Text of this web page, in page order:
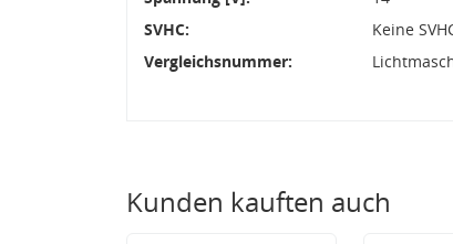
SVHC:
Keine
Vergleichsnummer:
Kunden kauften auch